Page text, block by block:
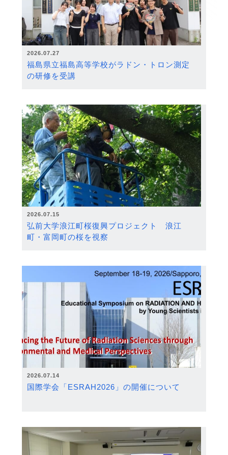
2026.07.27
福島県立福島高等学校がラドン・トロン測定
の研修を受講
2026.07.15
弘前大学浪江町桜復興プロジェクト 浪江
町・富岡町の桜を視察
2026.07.14
国際学会「ESRAH2026」の開催について